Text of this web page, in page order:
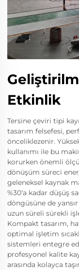
Etkinlik
Tersine çeviri tipi
tasarım felsefesi,
önceliklezenir.
kullanımı ile bu
korurken önemli
dönüşüm süreci
geleneksel kaynak
%30'a kadar düşüş
döngüsüne de yansır
uzun süreli sürekli
Kompakt tasarım,
optimal işletim
sistemleri entegre
profesyonel kalite
arasında kolayca